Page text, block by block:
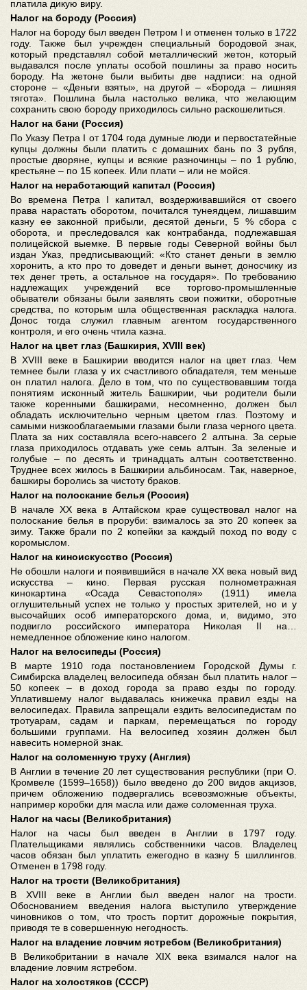
платила дикую виру.
Налог на бороду (Россия)
Налог на бороду был введен Петром I и отменен только в 1722
году. Также был учрежден специальный бородовой знак,
который представлял собой металлический жетон, который
выдавался после уплаты особой пошлины за право носить
бороду. На жетоне были выбиты две надписи: на одной
стороне – «Деньги взяты», на другой – «Борода – лишняя
тягота». Пошлина была настолько велика, что желающим
сохранить свою бороду приходилось сильно раскошелиться.
Налог на бани (Россия)
По Указу Петра I от 1704 года думные люди и первостатейные
купцы должны были платить с домашних бань по 3 рубля,
простые дворяне, купцы и всякие разночинцы – по 1 рублю,
крестьяне – по 15 копеек. Или плати – или не мойся.
Налог на неработающий капитал (Россия)
Во времена Петра I капитал, воздерживавшийся от своего
права нарастать оборотом, почитался тунеядцем, лишавшим
казну ее законной прибыли, десятой деньги, 5 % сбора с
оборота, и преследовался как контрабанда, подлежавшая
полицейской выемке. В первые годы Северной войны был
издан Указ, предписывающий: «Кто станет деньги в землю
хоронить, а кто про то доведет и деньги вынет, доносчику из
тех денег треть, а остальное на государя». По требованию
надлежащих учреждений все торгово-промышленные
обыватели обязаны были заявлять свои пожитки, оборотные
средства, по которым шла общественная раскладка налога.
Донос тогда служил главным агентом государственного
контроля, и его очень чтила казна.
Налог на цвет глаз (Башкирия, XVIII век)
В XVIII веке в Башкирии вводится налог на цвет глаз. Чем
темнее были глаза у их счастливого обладателя, тем меньше
он платил налога. Дело в том, что по существовавшим тогда
понятиям исконный житель Башкирии, чьи родители были
также коренными башкирами, несомненно, должен был
обладать исключительно черным цветом глаз. Поэтому и
самыми низкооблагаемыми глазами были глаза черного цвета.
Плата за них составляла всего-навсего 2 алтына. За серые
глаза приходилось отдавать уже семь алтын. За зеленые и
голубые – по десять и тринадцать алтын соответственно.
Труднее всех жилось в Башкирии альбиносам. Так, наверное,
башкиры боролись за чистоту браков.
Налог на полоскание белья (Россия)
В начале ХХ века в Алтайском крае существовал налог на
полоскание белья в проруби: взималось за это 20 копеек за
зиму. Также брали по 2 копейки за каждый поход по воду с
коромыслом.
Налог на киноискусство (Россия)
Не обошли налоги и появившийся в начале XX века новый вид
искусства – кино. Первая русская полнометражная
кинокартина «Осада Севастополя» (1911) имела
оглушительный успех не только у простых зрителей, но и у
высочайших особ императорского дома, и, видимо, это
подвигло российского императора Николая II на…
немедленное обложение кино налогом.
Налог на велосипеды (Россия)
В марте 1910 года постановлением Городской Думы г.
Симбирска владелец велосипеда обязан был платить налог –
50 копеек – в доход города за право езды по городу.
Уплатившему налог выдавалась книжечка правил езды на
велосипедах. Правила запрещали ездить велосипедистам по
тротуарам, садам и паркам, перемещаться по городу
большими группами. На велосипед хозяин должен был
навесить номерной знак.
Налог на соломенную труху (Англия)
В Англии в течение 20 лет существования республики (при О.
Кромвеле (1599–1658)) было введено до 200 видов акцизов,
причем обложению подвергались всевозможные объекты,
например коробки для масла или даже соломенная труха.
Налог на часы (Великобритания)
Налог на часы был введен в Англии в 1797 году.
Плательщиками являлись собственники часов. Владелец
часов обязан был уплатить ежегодно в казну 5 шиллингов.
Отменен в 1798 году.
Налог на трости (Великобритания)
В XVIII веке в Англии был введен налог на трости.
Обоснованием введения налога выступило утверждение
чиновников о том, что трость портит дорожные покрытия,
приводя те в совершенную негодность.
Налог на владение ловчим ястребом (Великобритания)
В Великобритании в начале XIX века взимался налог на
владение ловчим ястребом.
Налог на холостяков (СССР)